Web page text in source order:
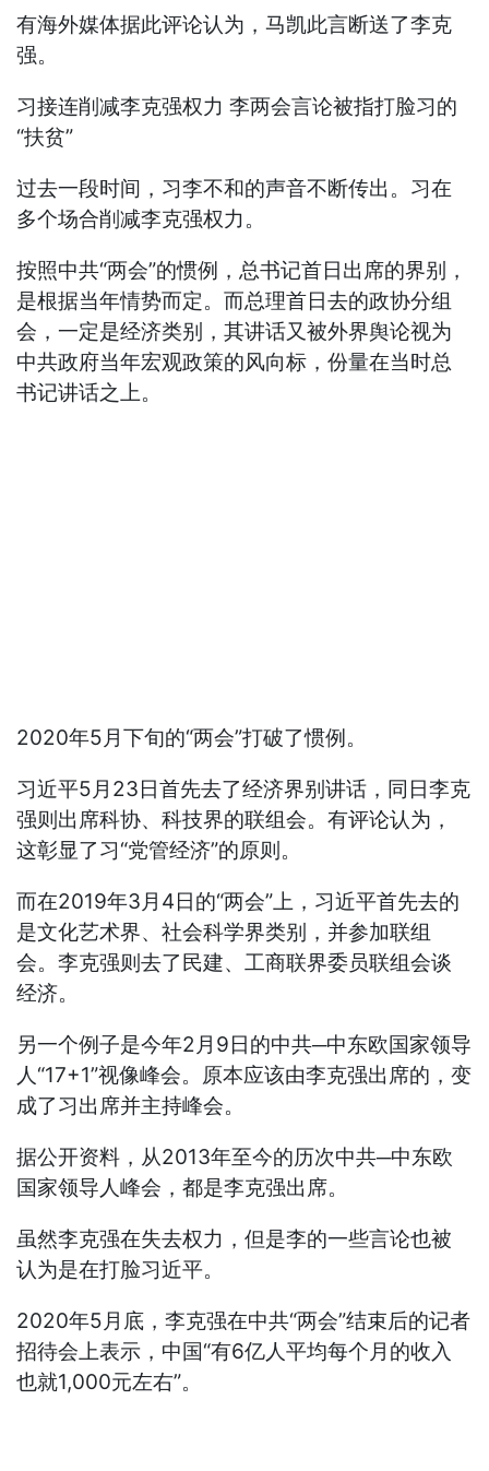
有海外媒体据此评论认为，马凯此言断送了李克
强。
习接连削减李克强权力 李两会言论被指打脸习的
“扶贫”
过去一段时间，习李不和的声音不断传出。习在
多个场合削减李克强权力。
按照中共“两会”的惯例，总书记首日出席的界别，
是根据当年情势而定。而总理首日去的政协分组
会，一定是经济类别，其讲话又被外界舆论视为
中共政府当年宏观政策的风向标，份量在当时总
书记讲话之上。
2020年5月下旬的“两会”打破了惯例。
习近平5月23日首先去了经济界别讲话，同日李克
强则出席科协、科技界的联组会。有评论认为，
这彰显了习“党管经济”的原则。
而在2019年3月4日的“两会”上，习近平首先去的
是文化艺术界、社会科学界类别，并参加联组
会。李克强则去了民建、工商联界委员联组会谈
经济。
另一个例子是今年2月9日的中共─中东欧国家领导
人“17+1”视像峰会。原本应该由李克强出席的，变
成了习出席并主持峰会。
据公开资料，从2013年至今的历次中共─中东欧
国家领导人峰会，都是李克强出席。
虽然李克强在失去权力，但是李的一些言论也被
认为是在打脸习近平。
2020年5月底，李克强在中共“两会”结束后的记者
招待会上表示，中国“有6亿人平均每个月的收入
也就1,000元左右”。